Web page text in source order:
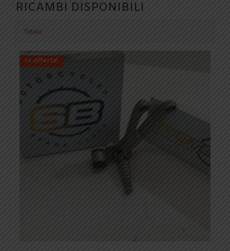
RICAMBI DISPONIBILI
Telaio
In offerta!